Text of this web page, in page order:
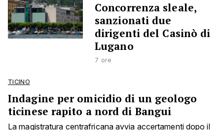
Concorrenza sleale,
sanzionati due
dirigenti del Casinò di
Lugano
7 ore
TICINO
Indagine per omicidio di un geologo
ticinese rapito a nord di Bangui
La magistratura centrafricana avvia accertamenti dopo il